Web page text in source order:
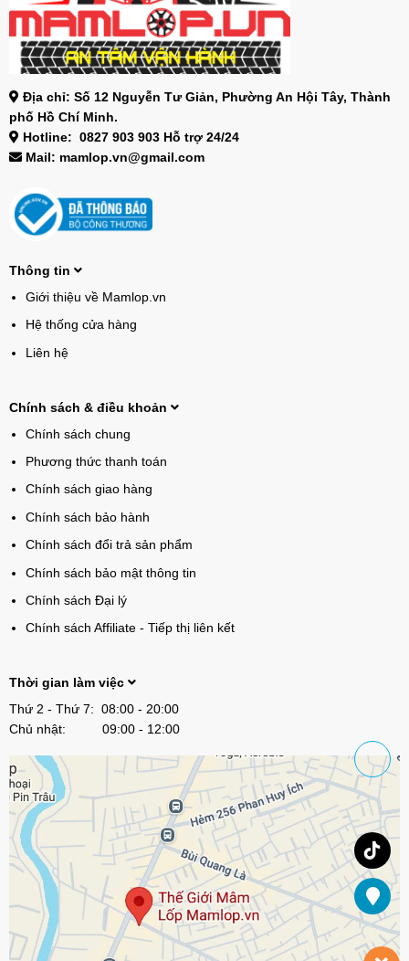
Địa chỉ: Số 12 Nguyễn Tư Giản, Phường An Hội Tây, Thành
phố Hồ Chí Minh.
Hotline: 0827 903 903 Hỗ trợ 24/24
Mail: mamlop.vn@gmail.com
Thông tin
Giới thiệu về Mamlop.vn
Hệ thống cửa hàng
Liên hệ
Chính sách & điều khoản
Chính sách chung
Phương thức thanh toán
Chính sách giao hàng
Chính sách bảo hành
Chính sách đổi trả sản phẩm
Chính sách bảo mật thông tin
Chính sách Đại lý
Chính sách Affiliate - Tiếp thị liên kết
Thời gian làm việc
Thứ 2 - Thứ 7: 08:00 - 20:00
Chủ nhật: 09:00 - 12:00